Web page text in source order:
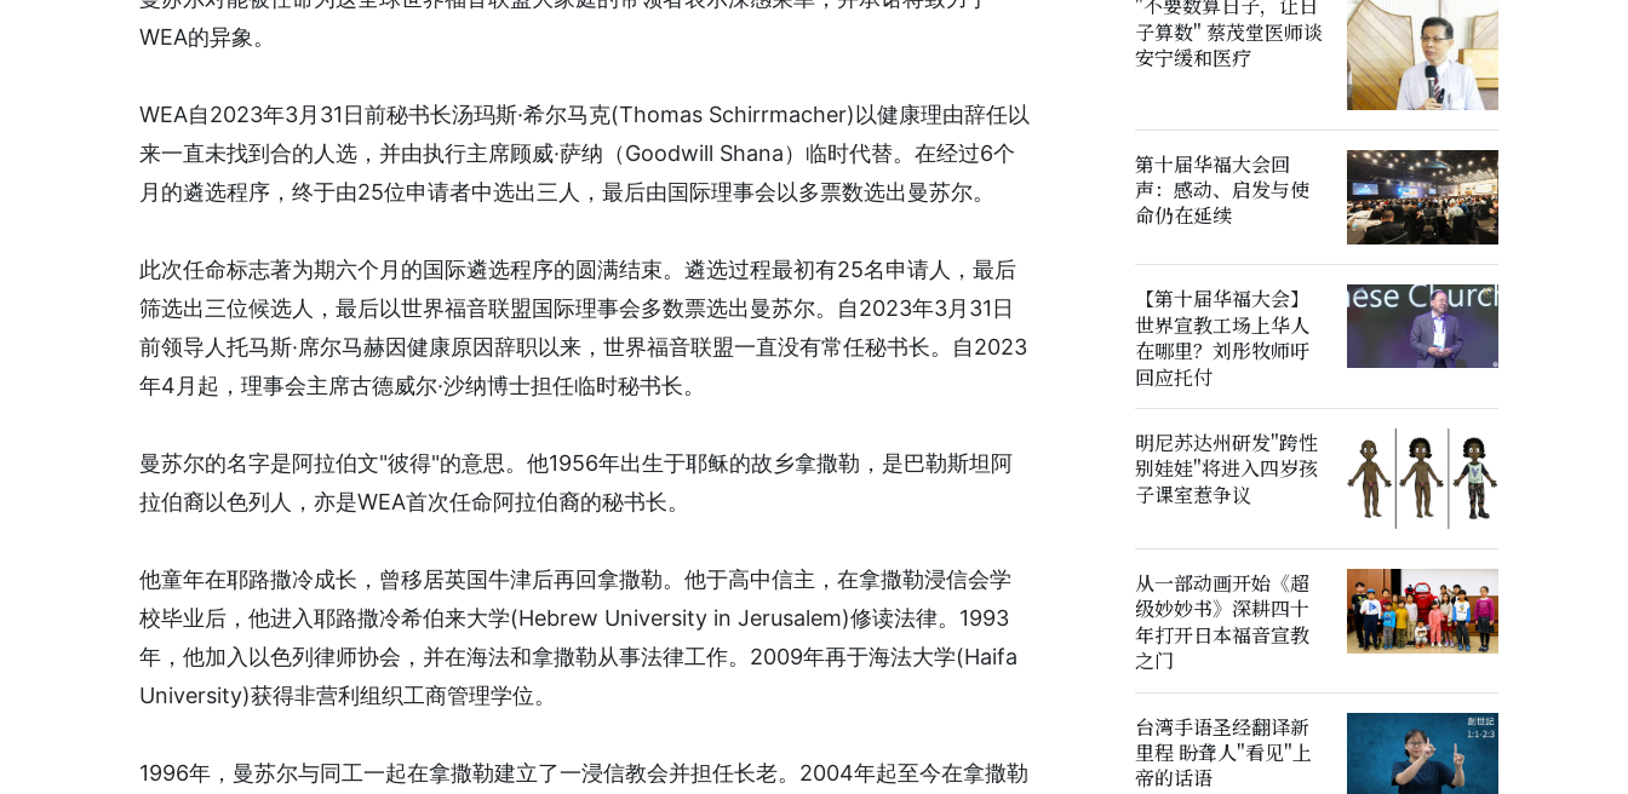
WEA的异象。
WEA自2023年3月31日前秘书长汤玛斯·希尔马克(Thomas Schirrmacher)以健康理由辞任以
来一直未找到合的人选，并由执行主席顾威·萨纳（Goodwill Shana）临时代替。在经过6个
月的遴选程序，终于由25位申请者中选出三人，最后由国际理事会以多票数选出曼苏尔。
此次任命标志著为期六个月的国际遴选程序的圆满结束。遴选过程最初有25名申请人，最后
筛选出三位候选人，最后以世界福音联盟国际理事会多数票选出曼苏尔。自2023年3月31日
前领导人托马斯·席尔马赫因健康原因辞职以来，世界福音联盟一直没有常任秘书长。自2023
年4月起，理事会主席古德威尔·沙纳博士担任临时秘书长。
曼苏尔的名字是阿拉伯文"彼得"的意思。他1956年出生于耶稣的故乡拿撒勒，是巴勒斯坦阿
拉伯裔以色列人，亦是WEA首次任命阿拉伯裔的秘书长。
他童年在耶路撒冷成长，曾移居英国牛津后再回拿撒勒。他于高中信主，在拿撒勒浸信会学
校毕业后，他进入耶路撒冷希伯来大学(Hebrew University in Jerusalem)修读法律。1993
年，他加入以色列律师协会，并在海法和拿撒勒从事法律工作。2009年再于海法大学(Haifa
University)获得非营利组织工商管理学位。
1996年，曼苏尔与同工一起在拿撒勒建立了一浸信教会并担任长老。2004年起至今在拿撒勒
"不要数算日子，让日
子算数" 蔡茂堂医师谈
安宁缓和医疗
第十届华福大会回
声：感动、启发与使
命仍在延续
【第十届华福大会】
世界宣教工场上华人
在哪里？刘彤牧师吁
回应托付
明尼苏达州研发"跨性
别娃娃"将进入四岁孩
子课室惹争议
从一部动画开始《超
级妙妙书》深耕四十
年打开日本福音宣教
之门
台湾手语圣经翻译新
里程 盼聋人"看见"上
帝的话语